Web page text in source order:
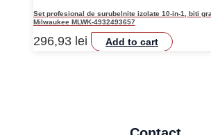
Set profesional de surubelnite izolate 10-in-1, biti
Milwaukee MLWK-4932493657
296,93 lei Add to cart